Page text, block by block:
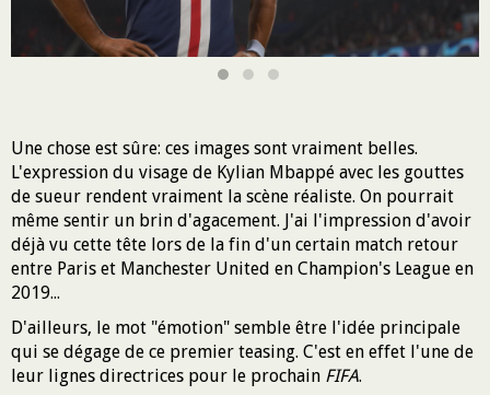
Une chose est sûre: ces images sont vraiment belles.
L'expression du visage de Kylian Mbappé avec les gouttes
de sueur rendent vraiment la scène réaliste. On pourrait
même sentir un brin d'agacement. J'ai l'impression d'avoir
déjà vu cette tête lors de la fin d'un certain match retour
entre Paris et Manchester United en Champion's League en
2019...
D'ailleurs, le mot "émotion" semble être l'idée principale
qui se dégage de ce premier teasing. C'est en effet l'une de
leur lignes directrices pour le prochain FIFA.